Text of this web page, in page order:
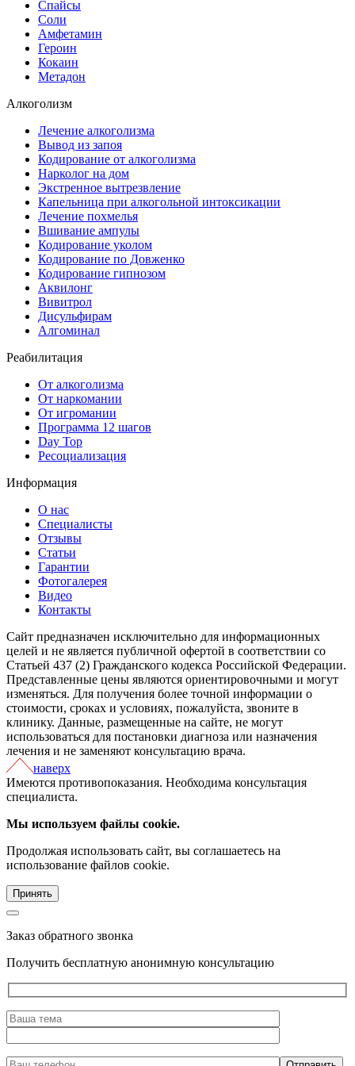
Спайсы
Соли
Амфетамин
Героин
Кокаин
Метадон
Алкоголизм
Лечение алкоголизма
Вывод из запоя
Кодирование от алкоголизма
Нарколог на дом
Экстренное вытрезвление
Капельница при алкогольной интоксикации
Лечение похмелья
Вшивание ампулы
Кодирование уколом
Кодирование по Довженко
Кодирование гипнозом
Аквилонг
Вивитрол
Дисульфирам
Алгоминал
Реабилитация
От алкоголизма
От наркомании
От игромании
Программа 12 шагов
Day Top
Ресоциализация
Информация
О нас
Специалисты
Отзывы
Статьи
Гарантии
Фотогалерея
Видео
Контакты
Сайт предназначен исключительно для информационных
целей и не является публичной офертой в соответствии со
Статьей 437 (2) Гражданского кодекса Российской Федерации.
Представленные цены являются ориентировочными и могут
изменяться. Для получения более точной информации о
стоимости, сроках и условиях, пожалуйста, звоните в
клинику. Данные, размещенные на сайте, не могут
использоваться для постановки диагноза или назначения
лечения и не заменяют консультацию врача.
наверх
Имеются противопоказания. Необходима консультация
специалиста.
Мы используем файлы cookie.
Продолжая использовать сайт, вы соглашаетесь на
использование файлов cookie.
Принять
Заказ обратного звонка
Получить бесплатную анонимную консультацию